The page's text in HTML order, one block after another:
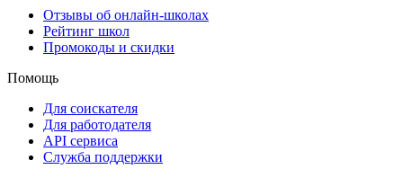
Отзывы об онлайн-школах
Рейтинг школ
Промокоды и скидки
Помощь
Для соискателя
Для работодателя
API сервиса
Служба поддержки